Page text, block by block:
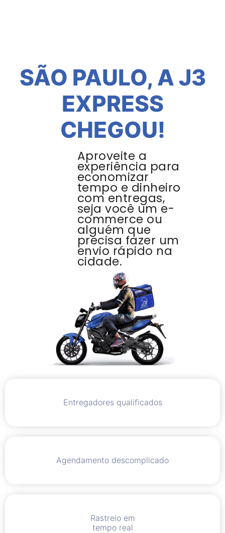
SÃO PAULO, A J3
EXPRESS
CHEGOU!
Aproveite a
experiência para
economizar
tempo e dinheiro
com entregas,
seja você um e-
commerce ou
alguém que
precisa fazer um
envio rápido na
cidade.
Entregadores qualificados
Agendamento descomplicado
Rastreio em
tempo real